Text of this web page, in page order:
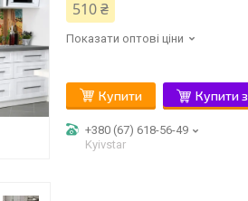
510 ₴
Показати оптові ціни
Купити Купити з
+380 (67) 618-56-49
Kyivstar